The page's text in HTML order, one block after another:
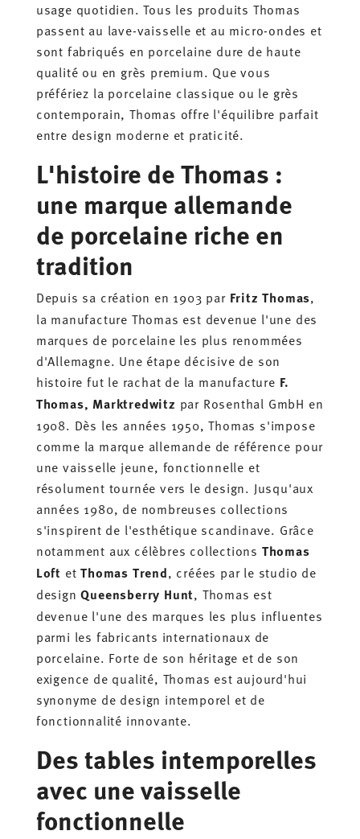
usage quotidien. Tous les produits Thomas
passent au lave-vaisselle et au micro-ondes et
sont fabriqués en porcelaine dure de haute
qualité ou en grès premium. Que vous
préfériez la porcelaine classique ou le grès
contemporain, Thomas offre l'équilibre parfait
entre design moderne et praticité.
L'histoire de Thomas :
une marque allemande
de porcelaine riche en
tradition
Depuis sa création en 1903 par Fritz Thomas,
la manufacture Thomas est devenue l'une des
marques de porcelaine les plus renommées
d'Allemagne. Une étape décisive de son
histoire fut le rachat de la manufacture F.
Thomas, Marktredwitz par Rosenthal GmbH en
1908. Dès les années 1950, Thomas s'impose
comme la marque allemande de référence pour
une vaisselle jeune, fonctionnelle et
résolument tournée vers le design. Jusqu'aux
années 1980, de nombreuses collections
s'inspirent de l'esthétique scandinave. Grâce
notamment aux célèbres collections Thomas
Loft etThomas Trend, créées par le studio de
designQueensberry Hunt, Thomas est
devenue l'une des marques les plus influentes
parmi les fabricants internationaux de
porcelaine. Forte de son héritage et de son
exigence de qualité, Thomas est aujourd'hui
synonyme de design intemporel et de
fonctionnalité innovante.
Des tables intemporelles
avec une vaisselle
fonctionnelle